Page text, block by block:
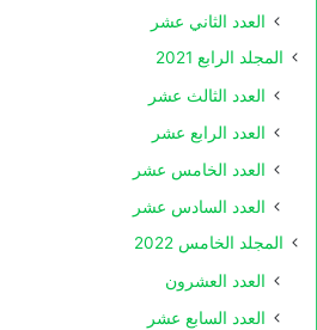
العدد الثاني عشر
المجلد الرابع 2021
العدد الثالث عشر
العدد الرابع عشر
العدد الخامس عشر
العدد السادس عشر
المجلد الخامس 2022
العدد العشرون
العدد السابع عشر